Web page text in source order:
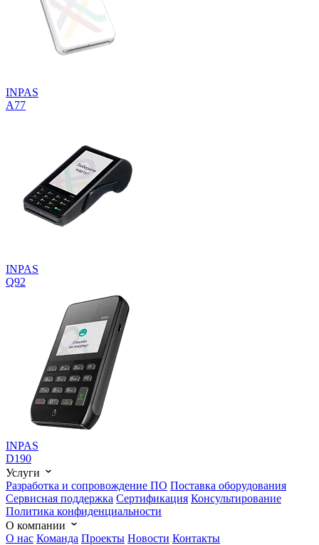
INPAS
A77
INPAS
Q92
INPAS
D190
Услуги
Разработка и сопровождение ПО Поставка оборудования
Сервисная поддержка Cертификация Консультирование
Политика конфиденциальности
О компании
О нас Команда Проекты Новости Контакты